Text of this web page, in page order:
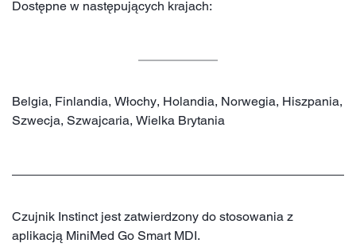
Dostępne w następujących krajach:
Belgia, Finlandia, Włochy, Holandia, Norwegia, Hiszpania,
Szwecja, Szwajcaria, Wielka Brytania
Czujnik Instinct jest zatwierdzony do stosowania z
aplikacją MiniMed Go Smart MDI.